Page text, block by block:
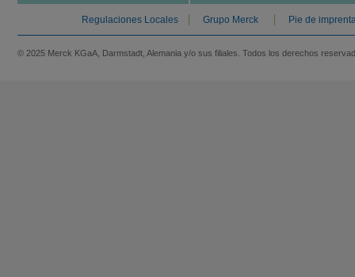
Regulaciones Locales Grupo Merck Pie de
© 2025 Merck KGaA, Darmstadt, Alemania y/o sus filiales. Todos los derechos